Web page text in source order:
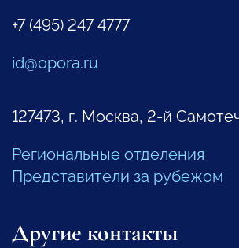
+7 (495) 247 4777
id@opora.ru
127473, г. Москва, 2-й
Региональные отделения
Представители за рубежом
Другие контакты